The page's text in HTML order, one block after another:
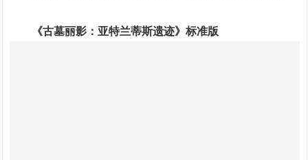
《古墓丽影：亚特兰蒂斯遗迹》标准版